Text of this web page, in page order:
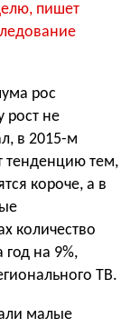
пишет
рос
рост не
в 2015-м
тенденцию тем,
короче, а в
количество
на 9%,
ТВ.
малые